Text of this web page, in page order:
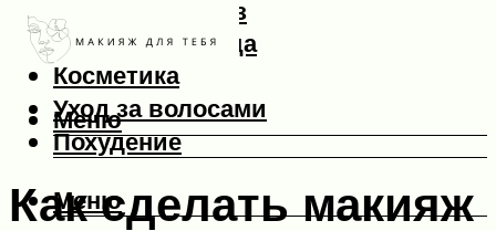
Макияж глаз
Макияж лица
Косметика
Уход за волосами
Похудение
Меню
Меню
Как сделать макияж